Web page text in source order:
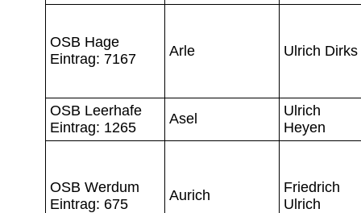
OSB Hage
Eintrag: 7167
Arle Ulrich Dirks
OSB Leerhafe
Eintrag: 1265
Asel
Ulrich
Heyen
OSB Werdum
Eintrag: 675
Aurich
Friedrich
Ulrich